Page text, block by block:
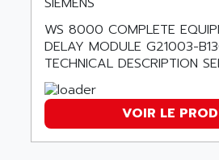
TESYS K
MULTI DIGITAL
UNIDRIVE SP
BUH
DSQC
PILOT PANEL
ASKCO
ASKCO UPS
ASL
ASOUND
WS 8000 COMPLETE
DELAY MODULE G21003-
TECHNICAL DESCRIPTION
VOIR LE